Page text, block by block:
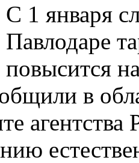
С 1 января
Павлодаре
повысится
в
агентства